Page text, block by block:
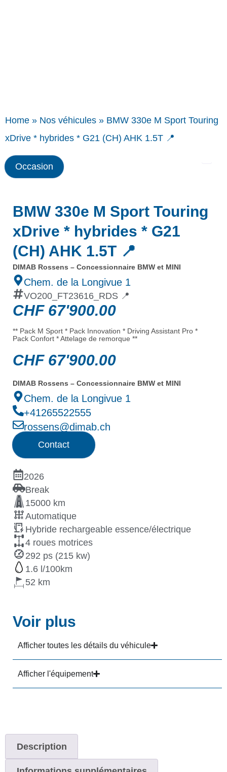
Home » Nos véhicules » BMW 330e M Sport Touring
xDrive * hybrides * G21 (CH) AHK 1.5T 📍
Occasion
BMW 330e M Sport Touring
xDrive * hybrides * G21
(CH) AHK 1.5T 📍
DIMAB Rossens – Concessionnaire BMW et MINI
Chem. de la Longivue 1
VO200_FT23616_RDS 📍
CHF67'900.00
** Pack M Sport * Pack Innovation * Driving Assistant Pro *
Pack Confort * Attelage de remorque **
CHF67'900.00
DIMAB Rossens – Concessionnaire BMW et MINI
Chem. de la Longivue 1
+41265522555
rossens@dimab.ch
Contact
2026
Break
15000 km
Automatique
Hybride rechargeable essence/électrique
4 roues motrices
292 ps (215 kw)
1.6
52
Voir plus
Afficher toutes les détails du véhicule
Afficher l'équipement
Description